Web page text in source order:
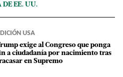
DE EE. UU.
USA
exige al Congreso que ponga
a ciudadanía por nacimiento tras
en Supremo